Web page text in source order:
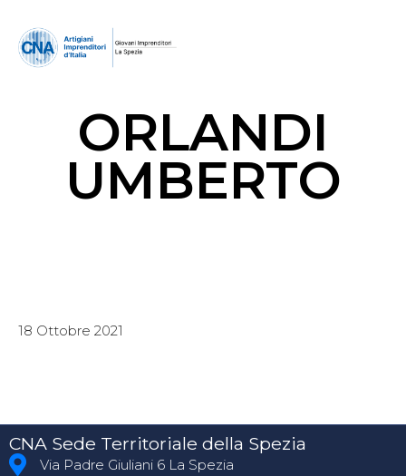
ORLANDI
UMBERTO
18 Ottobre 2021
CNA Sede Territoriale della Spezia
Via Padre Giuliani 6 La Spezia